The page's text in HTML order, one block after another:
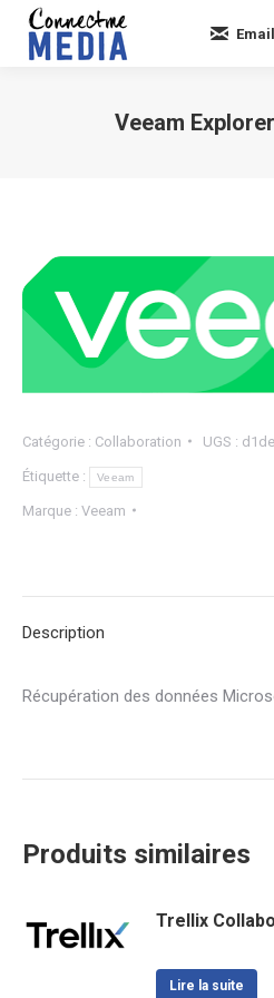
Veeam
Catégorie : Collaboration UGS :
Étiquette : Veeam
Marque : Veeam
Description
Récupération des données
Produits similaires
Trellix
Lire la suite